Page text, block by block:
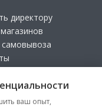
директору
ваш опыт,